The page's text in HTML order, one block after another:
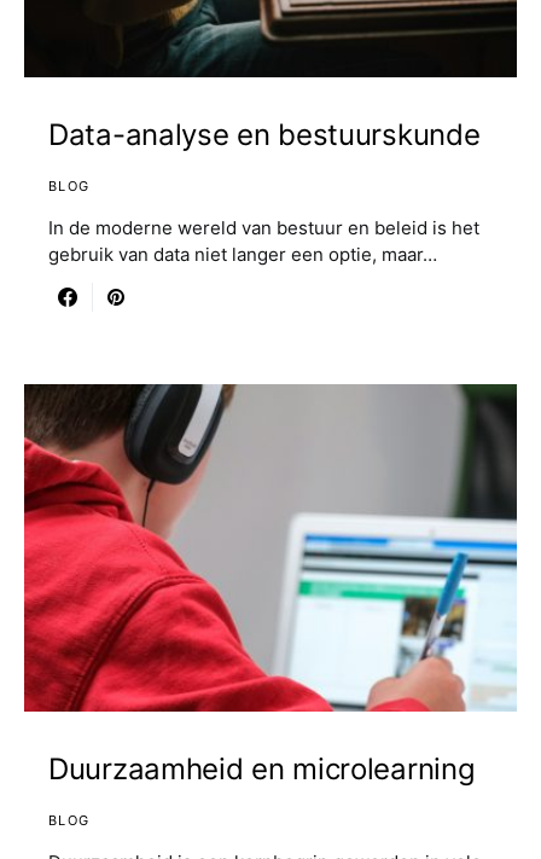
Data-analyse en bestuurskunde
BLOG
In de moderne wereld van bestuur en beleid is het
gebruik van data niet langer een optie, maar…
Duurzaamheid en microlearning
BLOG